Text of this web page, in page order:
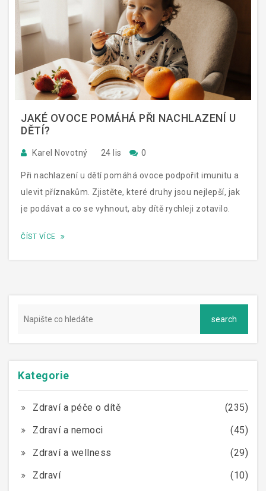
JAKÉ OVOCE POMÁHÁ PŘI NACHLAZENÍ U
DĚTÍ?
Karel Novotný 24 lis 0
Při nachlazení u dětí pomáhá ovoce podpořit imunitu a
ulevit příznakům. Zjistěte, které druhy jsou nejlepší, jak
je podávat a co se vyhnout, aby dítě rychleji zotavilo.
ČÍST VÍCE
Kategorie
Zdraví a péče o dítě
(235)
Zdraví a nemoci
(45)
Zdraví a wellness
(29)
Zdraví
(10)